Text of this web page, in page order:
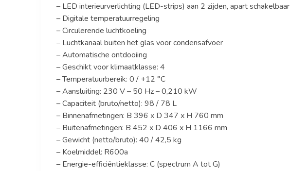
– LED interieurverlichting (LED-strips) aan 2 zijden, apart schakelbaar
– Digitale temperatuurregeling
– Circulerende luchtkoeling
– Luchtkanaal buiten het glas voor condensafvoer
– Automatische ontdooiing
– Geschikt voor klimaatklasse: 4
– Temperatuurbereik: 0 / +12 °C
– Aansluiting: 230 V – 50 Hz – 0,210 kW
– Capaciteit (bruto/netto): 98 / 78 L
– Binnenafmetingen: B 396 x D 347 x H 760 mm
– Buitenafmetingen: B 452 x D 406 x H 1166 mm
– Gewicht (netto/bruto): 40 / 42,5 kg
– Koelmiddel: R600a
– Energie-efficiëntieklasse: C (spectrum A tot G)